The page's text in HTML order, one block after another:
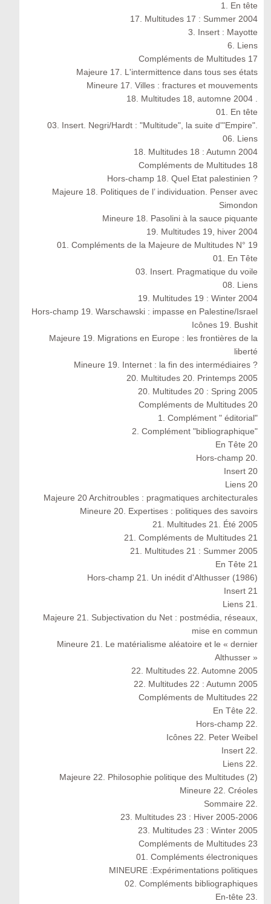
1. En tête
17. Multitudes 17 : Summer 2004
3. Insert : Mayotte
6. Liens
Compléments de Multitudes 17
Majeure 17. L'intermittence dans tous ses états
Mineure 17. Villes : fractures et mouvements
18. Multitudes 18, automne 2004 .
01. En tête
03. Insert. Negri/Hardt : "Multitude", la suite d'"Empire".
06. Liens
18. Multitudes 18 : Autumn 2004
Compléments de Multitudes 18
Hors-champ 18. Quel Etat palestinien ?
Majeure 18. Politiques de l’ individuation. Penser avec
Simondon
Mineure 18. Pasolini à la sauce piquante
19. Multitudes 19, hiver 2004
01. Compléments de la Majeure de Multitudes N° 19
01. En Tête
03. Insert. Pragmatique du voile
08. Liens
19. Multitudes 19 : Winter 2004
Hors-champ 19. Warschawski : impasse en Palestine/Israel
Icônes 19. Bushit
Majeure 19. Migrations en Europe : les frontières de la
liberté
Mineure 19. Internet : la fin des intermédiaires ?
20. Multitudes 20. Printemps 2005
20. Multitudes 20 : Spring 2005
Compléments de Multitudes 20
1. Complément " éditorial"
2. Complément "bibliographique"
En Tête 20
Hors-champ 20.
Insert 20
Liens 20
Majeure 20 Architroubles : pragmatiques architecturales
Mineure 20. Expertises : politiques des savoirs
21. Multitudes 21. Été 2005
21. Compléments de Multitudes 21
21. Multitudes 21 : Summer 2005
En Tête 21
Hors-champ 21. Un inédit d'Althusser (1986)
Insert 21
Liens 21.
Majeure 21. Subjectivation du Net : postmédia, réseaux,
mise en commun
Mineure 21. Le matérialisme aléatoire et le « dernier
Althusser »
22. Multitudes 22. Automne 2005
22. Multitudes 22 : Autumn 2005
Compléments de Multitudes 22
En Tête 22.
Hors-champ 22.
Icônes 22. Peter Weibel
Insert 22.
Liens 22.
Majeure 22. Philosophie politique des Multitudes (2)
Mineure 22. Créoles
Sommaire 22.
23. Multitudes 23 : Hiver 2005-2006
23. Multitudes 23 : Winter 2005
Compléments de Multitudes 23
01. Compléments électroniques
MINEURE :Expérimentations politiques
02. Compléments bibliographiques
En-tête 23.